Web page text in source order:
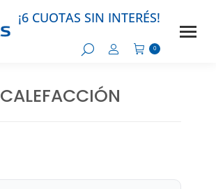
¡6 CUOTAS SIN INTERÉS!
0
CALEFACCIÓN